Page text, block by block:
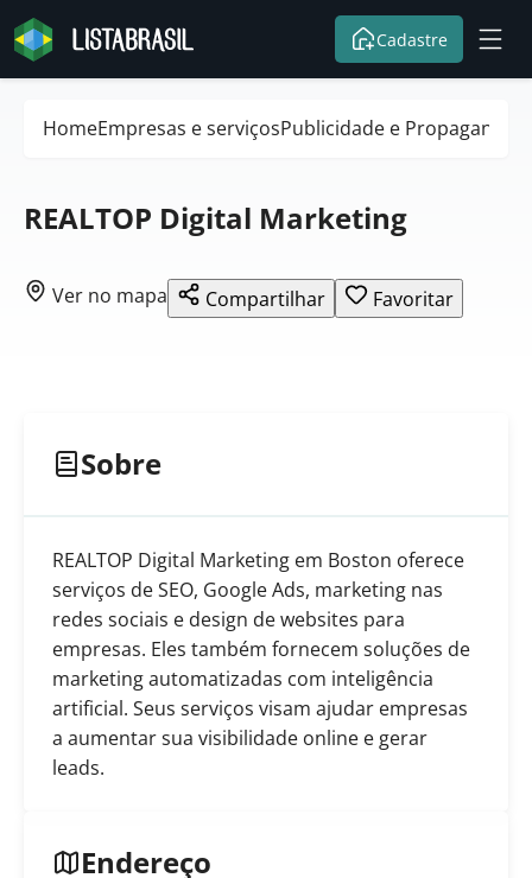
Cadastre
HomeEmpresas e serviçosPublicidade e Propaganda
REALTOP Digital Marketing
Ver no mapa Compartilhar Favoritar
Sobre
REALTOP Digital Marketing em Boston oferece
serviços de SEO, Google Ads, marketing nas
redes sociais e design de websites para
empresas. Eles também fornecem soluções de
marketing automatizadas com inteligência
artificial. Seus serviços visam ajudar empresas
a aumentar sua visibilidade online e gerar
leads.
Endereço